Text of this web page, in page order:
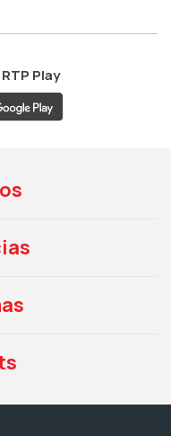
RTP Play